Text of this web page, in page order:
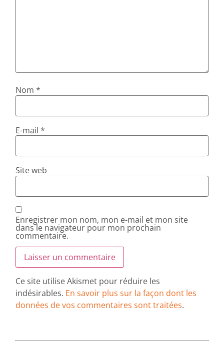
Nom*
E-mail*
Site web
Enregistrer mon nom, mon e-mail et mon site
dans le navigateur pour mon prochain
commentaire.
Ce site utilise Akismet pour réduire les
indésirables. En savoir plus sur la façon dont les
données de vos commentaires sont traitées.